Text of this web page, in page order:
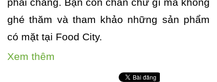
phải chăng. Bạn còn chần chừ gì mà không
ghé thăm và tham khảo những sản phẩm
có mặt tại Food City.
Xem thêm